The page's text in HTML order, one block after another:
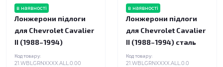
в наявності
Лонжерони підлоги
для Chevrolet Cavalier
II (1988–1994)
Код товару:
21.WBLGRNXXXX.ALL.0.00
в наявності
Лонжерони підлоги
для Chevrolet Cavalier
II (1988–1994) сталь
Код товару:
21.WBLGRNXXXX.ALL.0.0